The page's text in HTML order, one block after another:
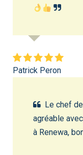
Patrick Peron
Le chef
agréable
à Renewa,